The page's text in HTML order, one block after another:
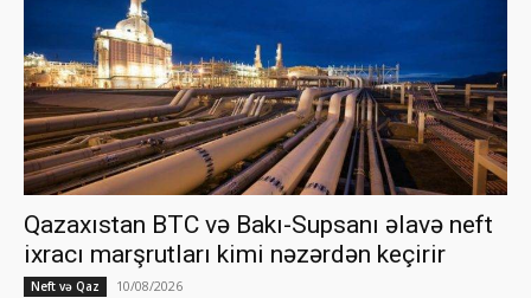
Qazaxıstan BTC və Bakı-Supsanı əlavə neft
ixracı marşrutları kimi nəzərdən keçirir
Neft və Qaz 10/08/2026